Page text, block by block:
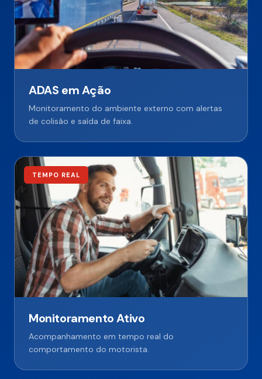
ADAS em Ação
Monitoramento do ambiente externo com alertas
de colisão e saída de faixa.
TEMPO REAL
Monitoramento Ativo
Acompanhamento em tempo real do
comportamento do motorista.